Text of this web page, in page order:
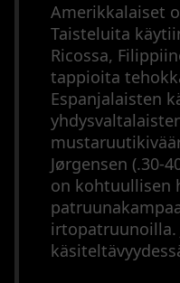
Amerikkalaiset
Taisteluita
Ricossa,
tappioita
Espanjalaisten
Jørgensen (.30-
on kohtuullisen
irtopatruunoilla.